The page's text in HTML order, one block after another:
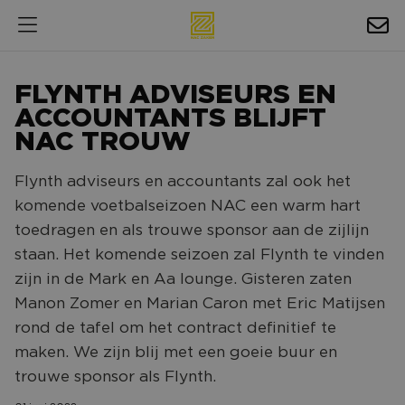
EXPOSURE
NIEUWS
AGENDA
NAC ZAKELIJK
FOTO'S & VIDEO'S
BEDRIJVENGIDS
FLYNTH ADVISEURS EN
ACCOUNTANTS BLIJFT
NAC TROUW
Flynth adviseurs en accountants zal ook het
komende voetbalseizoen NAC een warm hart
toedragen en als trouwe sponsor aan de zijlijn
staan. Het komende seizoen zal Flynth te vinden
zijn in de Mark en Aa lounge. Gisteren zaten
Manon Zomer en Marian Caron met Eric Matijsen
rond de tafel om het contract definitief te
maken. We zijn blij met een goeie buur en
trouwe sponsor als Flynth.